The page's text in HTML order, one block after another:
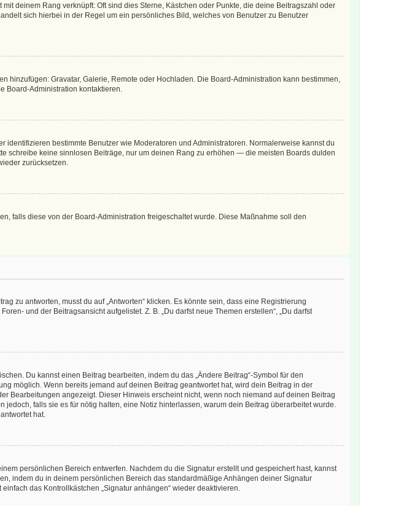
deinem Rang verknüpft: Oft sind dies Sterne, Kästchen oder Punkte, die deine Beitragszahl oder
sich hierbei in der Regel um ein persönliches Bild, welches von Benutzer zu Benutzer
hinzufügen: Gravatar, Galerie, Remote oder Hochladen. Die Board-Administration kann bestimmen,
Board-Administration kontaktieren.
bestimmte Benutzer wie Moderatoren und Administratoren. Normalerweise kannst du
schreibe keine sinnlosen Beiträge, nur um deinen Rang zu erhöhen — die meisten Boards dulden
zurücksetzen.
falls diese von der Board-Administration freigeschaltet wurde. Diese Maßnahme soll den
zu antworten, musst du auf „Antworten“ klicken. Es könnte sein, dass eine Registrierung
und der Beitragsansicht aufgelistet. Z. B. „Du darfst neue Themen erstellen“, „Du darfst
Du kannst einen Beitrag bearbeiten, indem du das „Ändere Beitrag“-Symbol für den
möglich. Wenn bereits jemand auf deinen Beitrag geantwortet hat, wird dein Beitrag in der
Bearbeitungen angezeigt. Dieser Hinweis erscheint nicht, wenn noch niemand auf deinen Beitrag
falls sie es für nötig halten, eine Notiz hinterlassen, warum dein Beitrag überarbeitet wurde.
hat.
persönlichen Bereich entwerfen. Nachdem du die Signatur erstellt und gespeichert hast, kannst
indem du in deinem persönlichen Bereich das standardmäßige Anhängen deiner Signatur
das Kontrollkästchen „Signatur anhängen“ wieder deaktivieren.